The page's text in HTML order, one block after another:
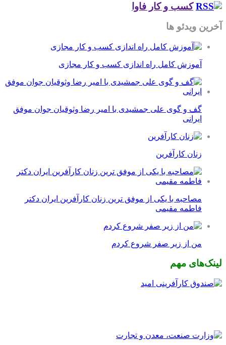
کسب و کار فاوا
آخرین ویدئو ها
آموزش کامل راه اندازی کسب و کار مجازی
گف و گوی علی جمشیدی با امیر رضا وثوقیان جوان موفق
ایرانی
زنان کارآفرین
مصاحبه با یکی از موفق ترین زنان کارآفرین ایران دکتر
فاطمه مقیمی
من از زیر صفر شروع کردم
لینک‌های مهم